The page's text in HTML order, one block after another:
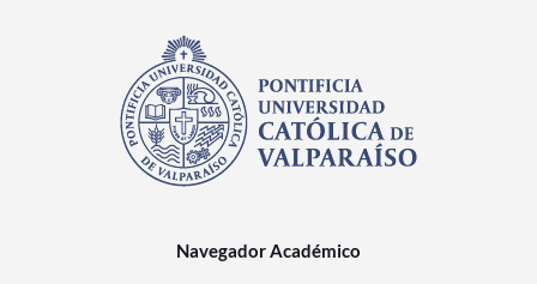
Navegador Académico